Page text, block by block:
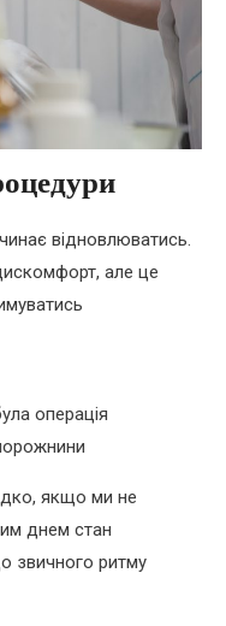
відновлюватись.
але це
операція
якщо ми не
днем стан
звичного ритму